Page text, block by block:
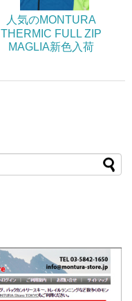
人気のMONTURA
THERMIC FULL ZIP
MAGLIA新色入荷